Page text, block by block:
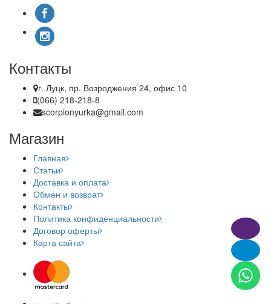
Контакты
г. Луцк, пр. Возроджения 24, офис 10
(066) 218-218-8
scorpionyurka@gmail.com
Магазин
Главная
Статьи
Доставка и оплата
Обмен и возврат
Контакты
Политика конфиденциальности
Договор оферты
Карта сайта